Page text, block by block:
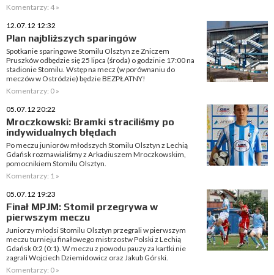
Komentarzy: 4 »
12.07.12 12:32
Plan najbliższych sparingów
Spotkanie sparingowe Stomilu Olsztyn ze Zniczem
Pruszków odbędzie się 25 lipca (środa) o godzinie 17:00 na
stadionie Stomilu. Wstęp na mecz (w porównaniu do
meczów w Ostródzie) będzie BEZPŁATNY!
Komentarzy: 0 »
05.07.12 20:22
Mroczkowski: Bramki straciliśmy po
indywidualnych błędach
Po meczu juniorów młodszych Stomilu Olsztyn z Lechią
Gdańsk rozmawialiśmy z Arkadiuszem Mroczkowskim,
pomocnikiem Stomilu Olsztyn.
Komentarzy: 1 »
05.07.12 19:23
Finał MPJM: Stomil przegrywa w
pierwszym meczu
Juniorzy młodsi Stomilu Olsztyn przegrali w pierwszym
meczu turnieju finałowego mistrzostw Polski z Lechią
Gdańsk 0:2 (0:1). W meczu z powodu pauzy za kartki nie
zagrali Wojciech Dziemidowicz oraz Jakub Górski.
Komentarzy: 0 »